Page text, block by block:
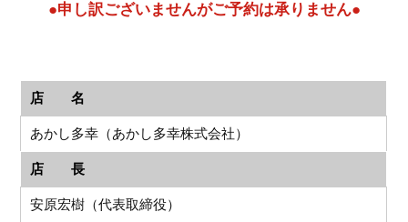
●申し訳ございませんがご予約は承りません●
店 名
あかし多幸（あかし多幸株式会社）
店 長
安原宏樹（代表取締役）